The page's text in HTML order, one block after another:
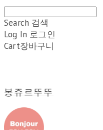
Search 검색
Log In 로그인
Cart장바구니
봉쥬르뚜뚜